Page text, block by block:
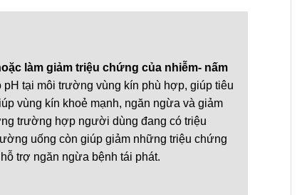
làm giảm triệu chứng của nhiễm- nấm
tại môi trường vùng kín phù hợp, giúp tiêu
vùng kín khoẻ mạnh, ngăn ngừa và giảm
trường hợp người dùng đang có triệu
uống còn giúp giảm những triệu chứng
trợ ngăn ngừa bệnh tái phát.